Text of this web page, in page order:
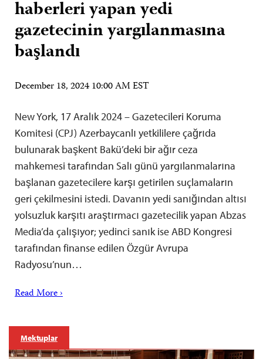
haberleri yapan yedi
gazetecinin yargılanmasına
başlandı
December 18, 2024 10:00 AM EST
New York, 17 Aralık 2024 – Gazetecileri Koruma
Komitesi (CPJ) Azerbaycanlı yetkililere çağrıda
bulunarak başkent Bakü’deki bir ağır ceza
mahkemesi tarafından Salı günü yargılanmalarına
başlanan gazetecilere karşı getirilen suçlamaların
geri çekilmesini istedi. Davanın yedi sanığından altısı
yolsuzluk karşıtı araştırmacı gazetecilik yapan Abzas
Media’da çalışıyor; yedinci sanık ise ABD Kongresi
tarafından finanse edilen Özgür Avrupa
Radyosu’nun…
Read More ›
Mektuplar